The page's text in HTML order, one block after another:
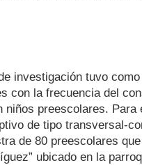
investigación tuvo
con la frecuencia del
niños preescolares.
de tipo transversal-
de 80 preescolares
ubicado en la